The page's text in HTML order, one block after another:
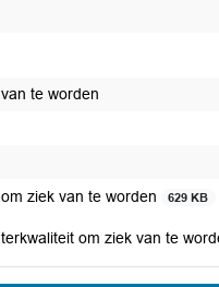
te worden
ziek van te worden 629 KB
om ziek van te